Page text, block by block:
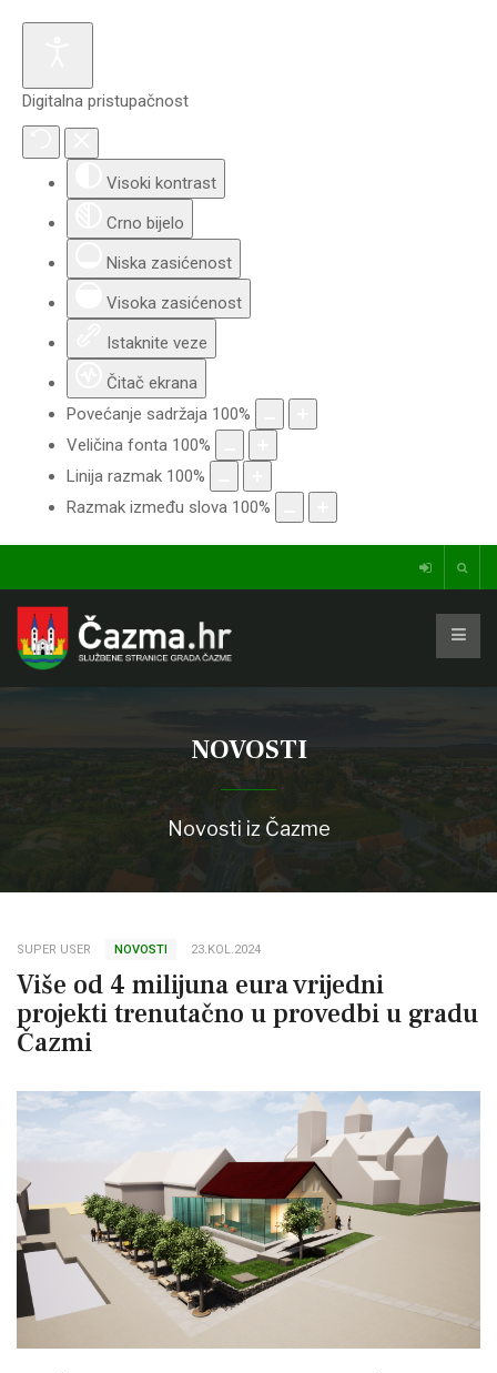
Digitalna pristupačnost
Visoki kontrast
Crno bijelo
Niska zasićenost
Visoka zasićenost
Istaknite veze
Čitač ekrana
Povećanje sadržaja 100%
Veličina fonta 100%
Linija razmak 100%
Razmak između slova 100%
NOVOSTI
Novosti iz Čazme
SUPER USER NOVOSTI 23.KOL.2024
Više od 4 milijuna eura vrijedni
projekti trenutačno u provedbi u gradu
Čazmi